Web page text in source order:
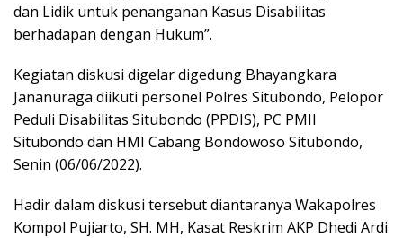
dan Lidik untuk penanganan Kasus Disabilitas
berhadapan dengan Hukum”.
Kegiatan diskusi digelar digedung Bhayangkara
Jananuraga diikuti personel Polres Situbondo, Pelopor
Peduli Disabilitas Situbondo (PPDIS), PC PMII
Situbondo dan HMI Cabang Bondowoso Situbondo,
Senin (06/06/2022).
Hadir dalam diskusi tersebut diantaranya Wakapolres
Kompol Pujiarto, SH. MH, Kasat Reskrim AKP Dhedi Ardi